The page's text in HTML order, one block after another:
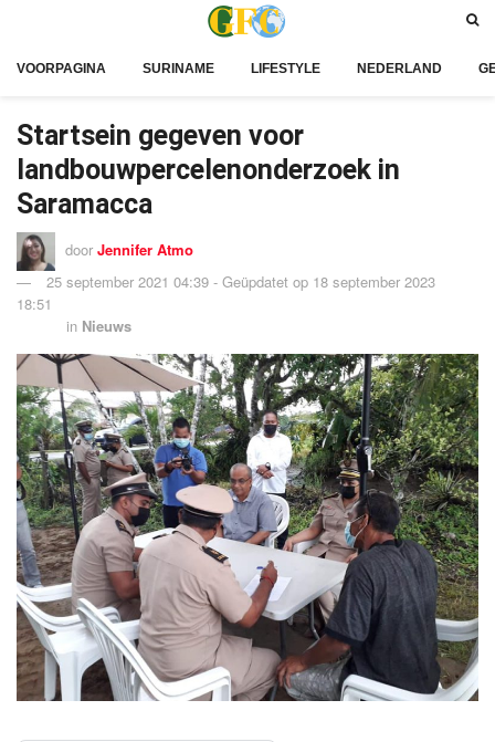
VOORPAGINA SURINAME LIFESTYLE NEDERLAND
Startsein gegeven voor
landbouwpercelenonderzoek in
Saramacca
door Jennifer Atmo
25 september 2021 04:39 - Geüpdatet op 18 september 2023
18:51
in Nieuws